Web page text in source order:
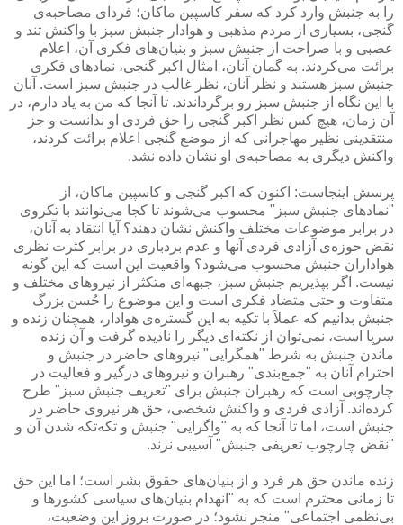
را به جنبش وارد کرد که سفر کاسپین ماکان؛ فردای مصاحبه‌ی
گنجی، بسیاری از مردم مذهبی و هوادار جنبش سبز با واکنش تند و
عصبی و با صراحت از جنبش سبز و بنیان‌های فکری آن، اعلام
برائت می‌کردند. به گمان آنان، امثال اکبر گنجی، نمادهای فکری
جنبش سبز هستند و نظر آنان، نظر غالب در جنبش سبز است. آنان
با این نگاه از جنبش سبز رو برگرداندند. تا آنجا که من به یاد دارم، در
آن زمان، هیچ کس نظر اکبر گنجی را حق فردی او ندانست و جز
منتقدینی نظیر مهاجرانی که از موضع گنجی اعلام برائت کردند،
واکنش دیگری به مصاحبه‌ی او نشان داده نشد.
پرسش اینجاست: اکنون که اکبر گنجی و کاسپین ماکان، از
"نمادهای جنبش سبز" محسوب می‌شوند تا کجا می‌توانند با تکروی
در برابر موضوعات مختلف واکنش نشان دهند؟ آیا انتقاد به آنان،
نقض حوزه‌ی آزادی فردی آنها و عدم بردباری در برابر کثرت نظری
هواداران جنبش محسوب می‌شود؟ واقعیت این است که این گونه
نیست. اگر بپذیریم جنبش سبز، جبهه‌ای متکثر از نیروهای مختلف و
متفاوت و حتی متضاد فکری است و این موضوع را حُسن بزرگ
جنبش بدانیم که عملاً با تکیه به این گستره‌ی هوادار، همچنان زنده و
سرپا است، نمی‌توان از نکته‌ای دیگر را نادیده گرفت و آن زنده
ماندن جنبش به شرط "همگرایی" نیروهای حاضر در جنبش و
احترام آنان به "جمع‌بندی" رهبران و نیروهای درگیر و فعالیت در
چارچوبی است که رهبران جنبش برای "تعریف جنبش سبز" طرح
کرده‌اند. آزادی فردی و واکنش شخصی، حق هر نیروی حاضر در
جنبش است، اما تا آنجا که به "واگرایی" جنبش و تکه‌تکه شدن آن و
"نقض چارچوب تعریفی جنبش" آسیبی نزند.
زنده ماندن حق هر فرد و از بنیان‌های حقوق بشر است؛ اما این حق
تا زمانی محترم است که به "انهدام بنیان‌های سیاسی کشورها و
بی‌نظمی اجتماعی" منجر نشود؛ در صورت بروز این وضعیت،